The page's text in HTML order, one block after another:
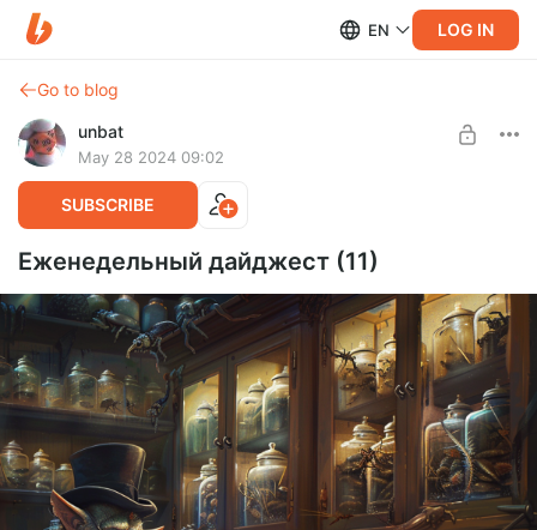
EN LOG IN
Go to blog
unbat
May 28 2024 09:02
SUBSCRIBE
Еженедельный дайджест (11)